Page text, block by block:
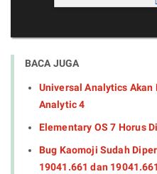
BACA JUGA
Universal Analytics Akan
Analytic 4
Elementary OS 7 Horus
Bug Kaomoji Sudah
19041.661 dan 19041.661